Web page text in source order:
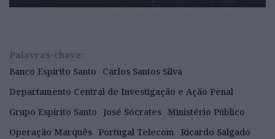
Palavras-chave:
Banco Espírito Santo
Carlos Santos Silva
Departamento Central de Investigação e Ação Penal
Grupo Espírito Santo
José Sócrates Ministério Público
Operação Marquês Portugal Telecom Ricardo Salgado